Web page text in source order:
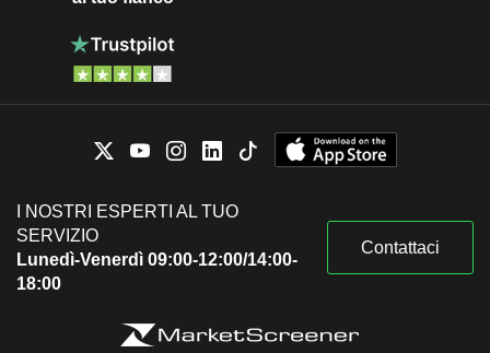
I NOSTRI ESPERTI AL TUO
SERVIZIO
Lunedì-Venerdì 09:00-12:00/14:00-
18:00
Contattaci